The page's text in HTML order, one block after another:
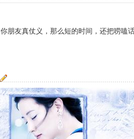
你朋友真仗义，那么短的时间，还把唠嗑